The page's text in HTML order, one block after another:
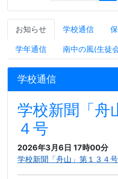
お知らせ 学校通信
学年通信 南中の風(生徒
学校通信
学校新聞「舟
４号
2026年3月6日 17時00分
学校新聞「舟山」第１３４